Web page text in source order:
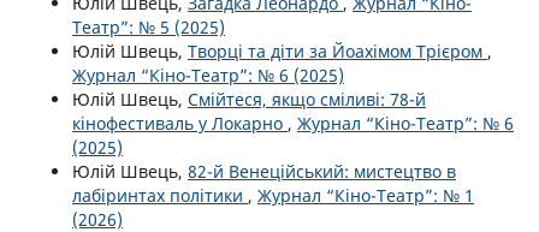
Театр”: № 5 (2025)
Юлій Швець, Творці та діти за Йоахімом Трієром ,
Журнал “Кіно-Театр”: № 6 (2025)
Юлій Швець, Смійтеся, якщо сміливі: 78-й
кінофестиваль у Локарно , Журнал “Кіно-Театр”: № 6
(2025)
Юлій Швець, 82-й Венеційський: мистецтво в
лабіринтах політики , Журнал “Кіно-Театр”: № 1
(2026)